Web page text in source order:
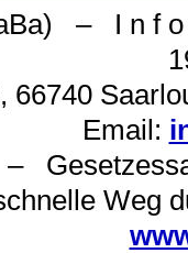
– I n f
66740
Email:
–
Weg